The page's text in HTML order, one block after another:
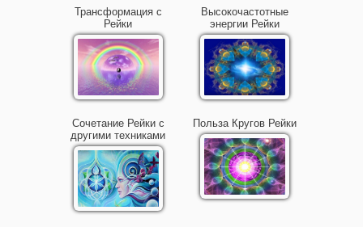
Трансформация с
Рейки
Высокочастотные
энергии Рейки
Сочетание Рейки с
другими техниками
Польза Кругов Рейки